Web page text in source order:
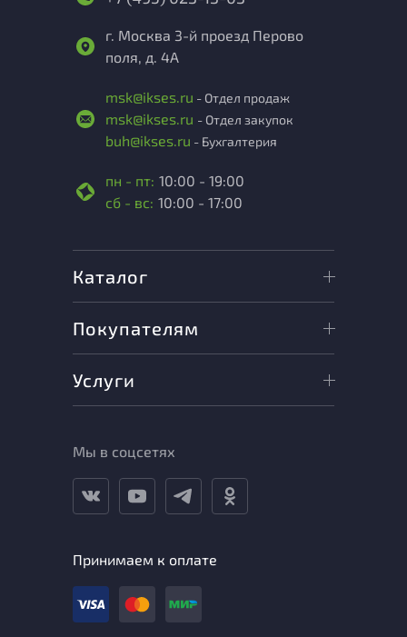
г. Москва 3-й проезд Перово
поля, д. 4А
msk@ikses.ru - Отдел продаж
msk@ikses.ru - Отдел закупок
buh@ikses.ru - Бухгалтерия
пн - пт: 10:00 - 19:00
сб - вс: 10:00 - 17:00
Каталог
Покупателям
Услуги
Мы в соцсетях
Принимаем к оплате